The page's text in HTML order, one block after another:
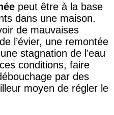
peut être à la base
dans une maison.
de mauvaises
l’évier, une remontée
stagnation de l’eau
conditions, faire
par des
moyen de régler le